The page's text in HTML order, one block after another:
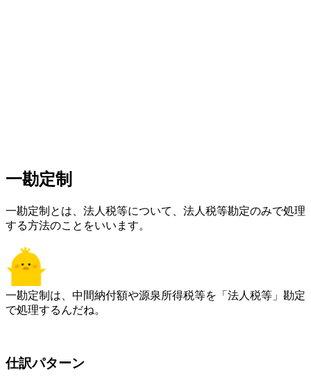
一勘定制
一勘定制とは、法人税等について、法人税等勘定のみで処理
する方法のことをいいます。
一勘定制は、中間納付額や源泉所得税等を「法人税等」勘定
で処理するんだね。
仕訳パターン